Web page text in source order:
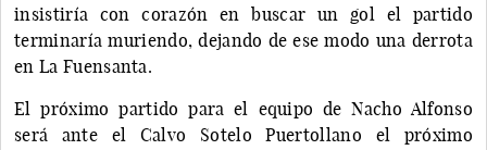
insistiría con corazón en buscar un gol el partido
terminaría muriendo, dejando de ese modo una derrota
en La Fuensanta.
El próximo partido para el equipo de Nacho Alfonso
será ante el Calvo Sotelo Puertollano el próximo